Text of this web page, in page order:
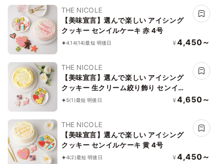
THE NICOLE
【美味宣言】選んで楽しい アイシング
クッキー センイルケーキ 赤 4号
4.14(14)最短 明後日 ¥ 4,450～
THE NICOLE
【美味宣言】選んで楽しい アイシング
クッキー 生クリーム絞り飾り センイル
ケーキ（黄） クリームカラーは5色から
5(1)最短 明後日 ¥ 4,650～
THE NICOLE
【美味宣言】選んで楽しい アイシング
クッキー センイルケーキ 黄 4号
4(2)最短 明後日 ¥ 4,450～